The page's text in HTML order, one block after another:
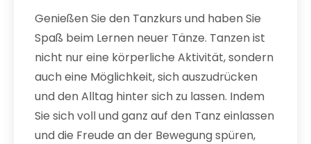
Genießen Sie den Tanzkurs und haben Sie
Spaß beim Lernen neuer Tänze. Tanzen ist
nicht nur eine körperliche Aktivität, sondern
auch eine Möglichkeit, sich auszudrücken
und den Alltag hinter sich zu lassen. Indem
Sie sich voll und ganz auf den Tanz einlassen
und die Freude an der Bewegung spüren,